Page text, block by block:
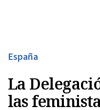
España
La
las